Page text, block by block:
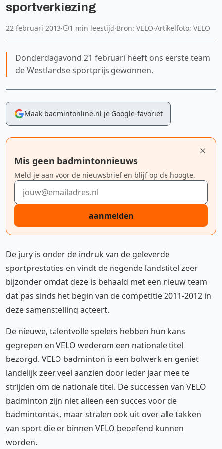
sportverkiezing
22 februari 2013· 1 min leestijd·Bron: VELO·Artikelfoto: VELO
Donderdagavond 21 februari heeft ons eerste team
de Westlandse sportprijs gewonnen.
Maak badmintonline.nl je Google-favoriet
Mis geen badmintonnieuws
Meld je aan voor de nieuwsbrief en blijf op de hoogte.
E-mailadres
aanmelden
De jury is onder de indruk van de geleverde
sportprestaties en vindt de negende landstitel zeer
bijzonder omdat deze is behaald met een nieuw team
dat pas sinds het begin van de competitie 2011-2012 in
deze samenstelling acteert.
De nieuwe, talentvolle spelers hebben hun kans
gegrepen en VELO wederom een nationale titel
bezorgd. VELO badminton is een bolwerk en geniet
landelijk zeer veel aanzien door ieder jaar mee te
strijden om de nationale titel. De successen van VELO
badminton zijn niet alleen een succes voor de
badmintontak, maar stralen ook uit over alle takken
van sport die er binnen VELO beoefend kunnen
worden.